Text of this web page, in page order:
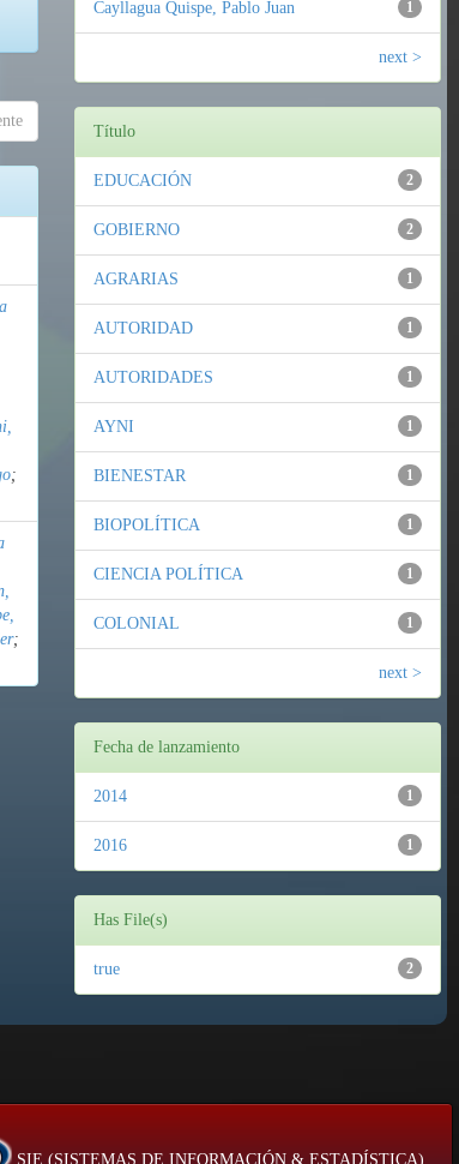
;
;
1
Cayllagua Quispe, Pablo Juan
next >
Título
2
EDUCACIÓN
2
GOBIERNO
1
AGRARIAS
1
AUTORIDAD
1
AUTORIDADES
1
AYNI
1
BIENESTAR
1
BIOPOLÍTICA
1
CIENCIA POLÍTICA
1
COLONIAL
next >
Fecha de lanzamiento
1
2014
1
2016
Has File(s)
2
true
SIE (SISTEMAS DE INFORMACIÓN & ESTADÍSTICA)